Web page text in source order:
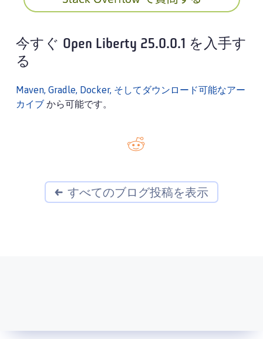
今すぐ Open Liberty 25.0.0.1 を入手す
る
Maven, Gradle, Docker, そしてダウンロード可能なアー
カイブ から可能です。
すべてのブログ投稿を表示